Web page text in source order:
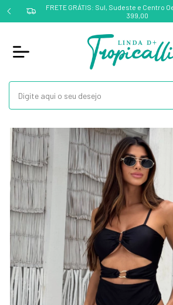
FRETE GRÁTIS: Sul, Sudeste e Centro
399,00